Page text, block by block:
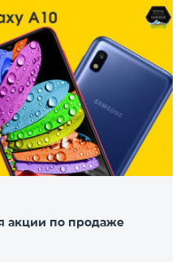
акции по продаже